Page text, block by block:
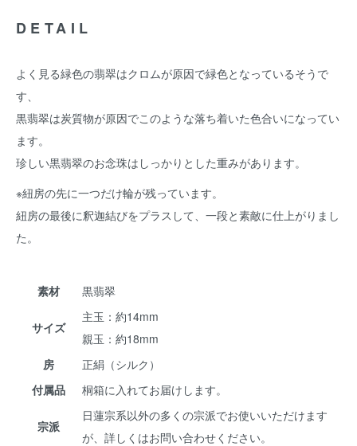
DETAIL
よく見る緑色の翡翠はクロムが原因で緑色となっているそうで
す、
黒翡翠は炭質物が原因でこのような落ち着いた色合いになってい
ます。
珍しい黒翡翠のお念珠はしっかりとした重みがあります。
※紐房の先に一つだけ輪が残っています。
紐房の最後に釈迦結びをプラスして、一段と素敵に仕上がりまし
た。
素材 黒翡翠
サイズ
主玉：約14mm
親玉：約18mm
房
正絹（シルク）
付属品
桐箱に入れてお届けします。
宗派
日蓮宗系以外の多くの宗派でお使いいただけます
が、詳しくはお問い合わせください。